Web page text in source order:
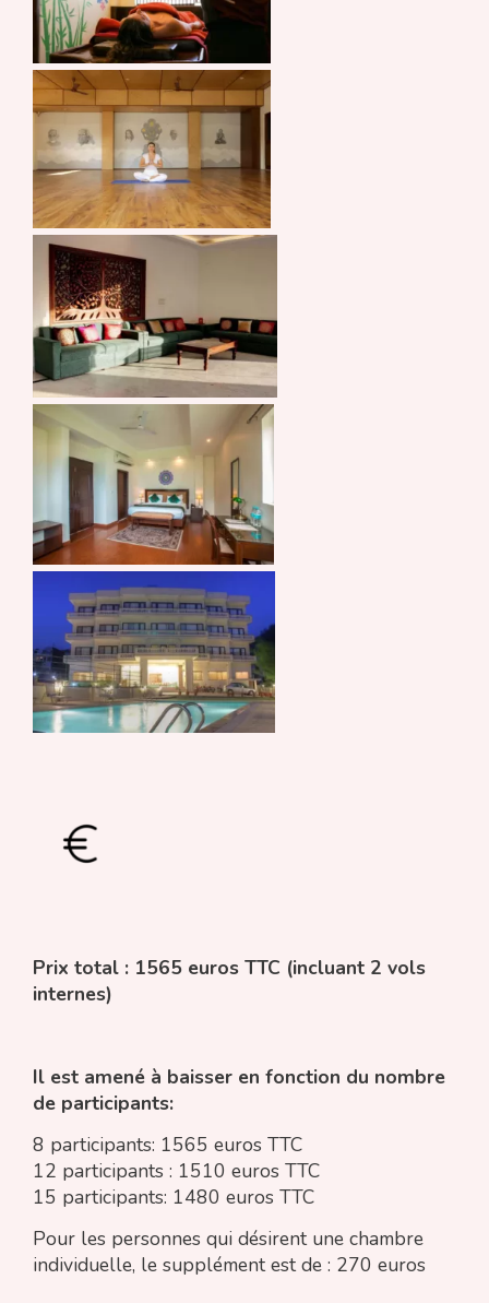
Prix total : 1565 euros TTC (incluant 2 vols
internes)
Il est amené à baisser en fonction du nombre
de participants:
8 participants: 1565 euros TTC
12 participants : 1510 euros TTC
15 participants: 1480 euros TTC
Pour les personnes qui désirent une chambre
individuelle, le supplément est de : 270 euros